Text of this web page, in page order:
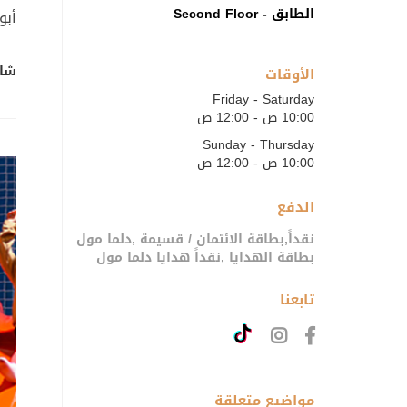
الطابق - Second Floor
الأوقات
Friday - Saturday
10:00 ص - 12:00 ص
Sunday - Thursday
10:00 ص - 12:00 ص
الدفع
نقداً,بطاقة الائتمان / قسيمة ,دلما مول
بطاقة الهدايا ,نقداً هدايا دلما مول
تابعنا
مواضيع متعلقة